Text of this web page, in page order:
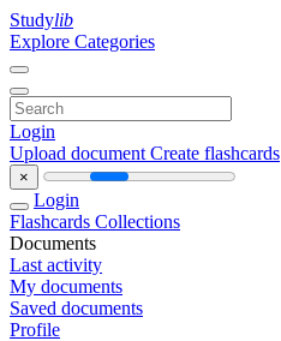
Studylib
Explore Categories
Login
Upload document Create flashcards
×
Login
Flashcards Collections
Documents
Last activity
My documents
Saved documents
Profile